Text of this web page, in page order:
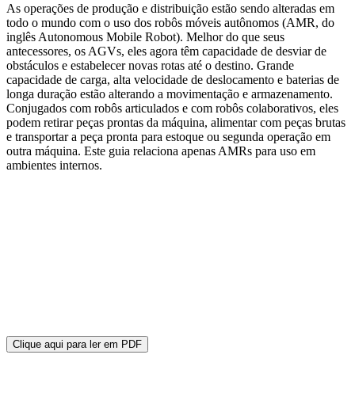
As operações de produção e distribuição estão sendo alteradas em
todo o mundo com o uso dos robôs móveis autônomos (AMR, do
inglês Autonomous Mobile Robot). Melhor do que seus
antecessores, os AGVs, eles agora têm capacidade de desviar de
obstáculos e estabelecer novas rotas até o destino. Grande
capacidade de carga, alta velocidade de deslocamento e baterias de
longa duração estão alterando a movimentação e armazenamento.
Conjugados com robôs articulados e com robôs colaborativos, eles
podem retirar peças prontas da máquina, alimentar com peças brutas
e transportar a peça pronta para estoque ou segunda operação em
outra máquina. Este guia relaciona apenas AMRs para uso em
ambientes internos.
Clique aqui para ler em PDF